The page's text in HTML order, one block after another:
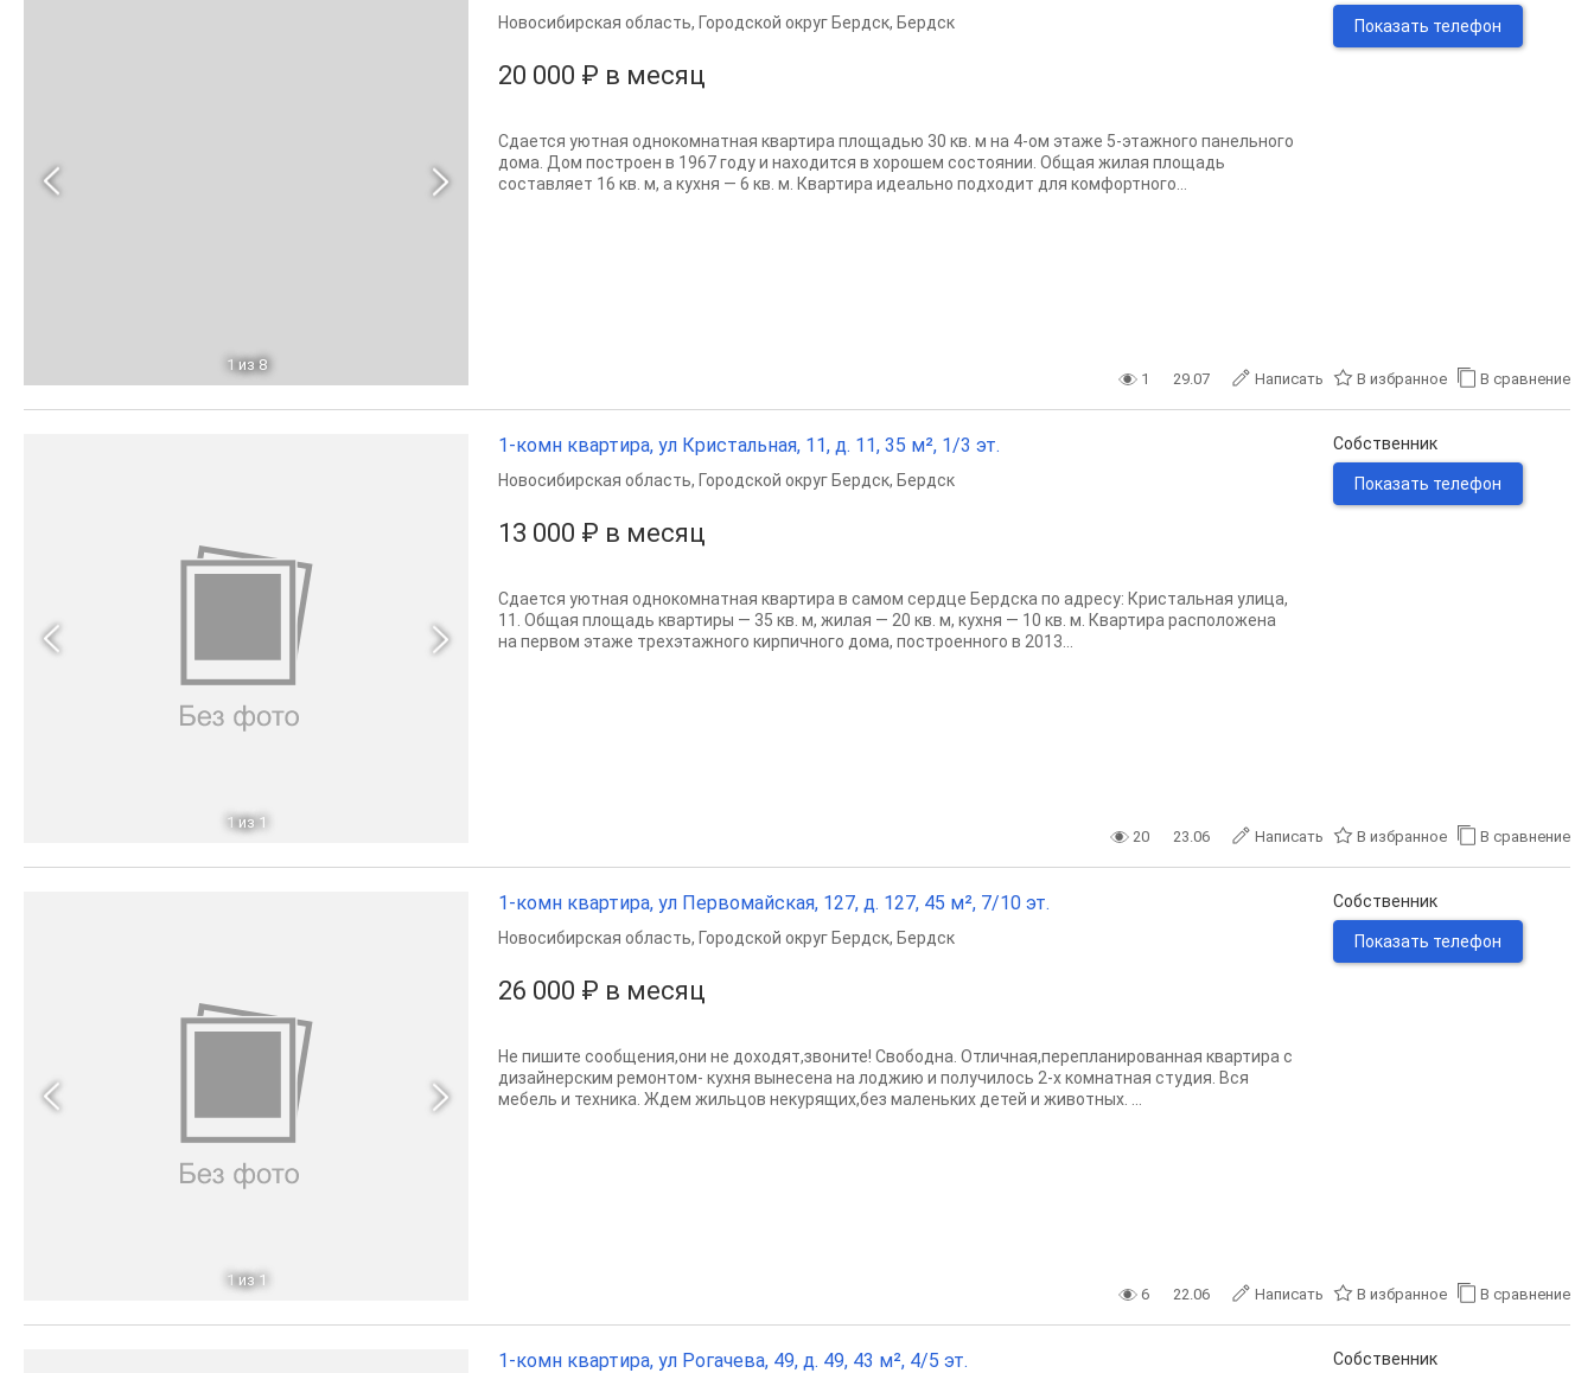
1 из 8
20 000 ₽ в месяц
Новосибирская область, Городской округ Бердск, Бердск
Сдается уютная однокомнатная квартира площадью 30 кв. м на 4-ом этаже 5-этажного панельного
дома. Дом построен в 1967 году и находится в хорошем состоянии. Общая жилая площадь
составляет 16 кв. м, а кухня — 6 кв. м. Квартира идеально подходит для комфортного...
Показать телефон
1 29.07 Написать В избранное В сравнение
1 из 1
1-комн квартира, ул Кристальная, 11, д. 11, 35 м², 1/3 эт.
13 000 ₽ в месяц
Новосибирская область, Городской округ Бердск, Бердск
Сдается уютная однокомнатная квартира в самом сердце Бердска по адресу: Кристальная улица,
11. Общая площадь квартиры — 35 кв. м, жилая — 20 кв. м, кухня — 10 кв. м. Квартира расположена
на первом этаже трехэтажного кирпичного дома, построенного в 2013...
Собственник
Показать телефон
20 23.06 Написать В избранное В сравнение
1 из 1
1-комн квартира, ул Первомайская, 127, д. 127, 45 м², 7/10 эт.
26 000 ₽ в месяц
Новосибирская область, Городской округ Бердск, Бердск
Не пишите сообщения,они не доходят,звоните! Свободна. Отличная,перепланированная квартира с
дизайнерским ремонтом- кухня вынесена на лоджию и получилось 2-х комнатная студия. Вся
мебель и техника. Ждем жильцов некурящих,без маленьких детей и животных. ...
Собственник
Показать телефон
6 22.06 Написать В избранное В сравнение
1-комн квартира, ул Рогачева, 49, д. 49, 43 м², 4/5 эт. Собственник